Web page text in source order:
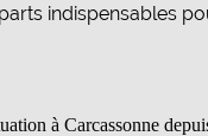
indispensables
à Carcassonne